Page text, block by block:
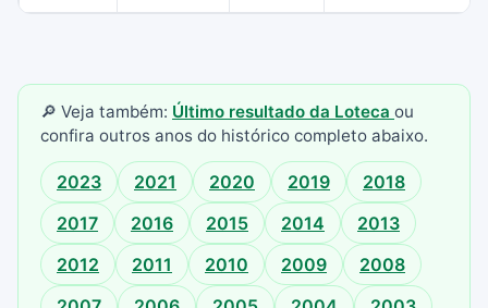
🔎 Veja também: Último resultado da Loteca ou
confira outros anos do histórico completo abaixo.
2023 2021 2020 2019
2018
2017
2016 2015 2014
2013
2012
2011 2010 2009
2008